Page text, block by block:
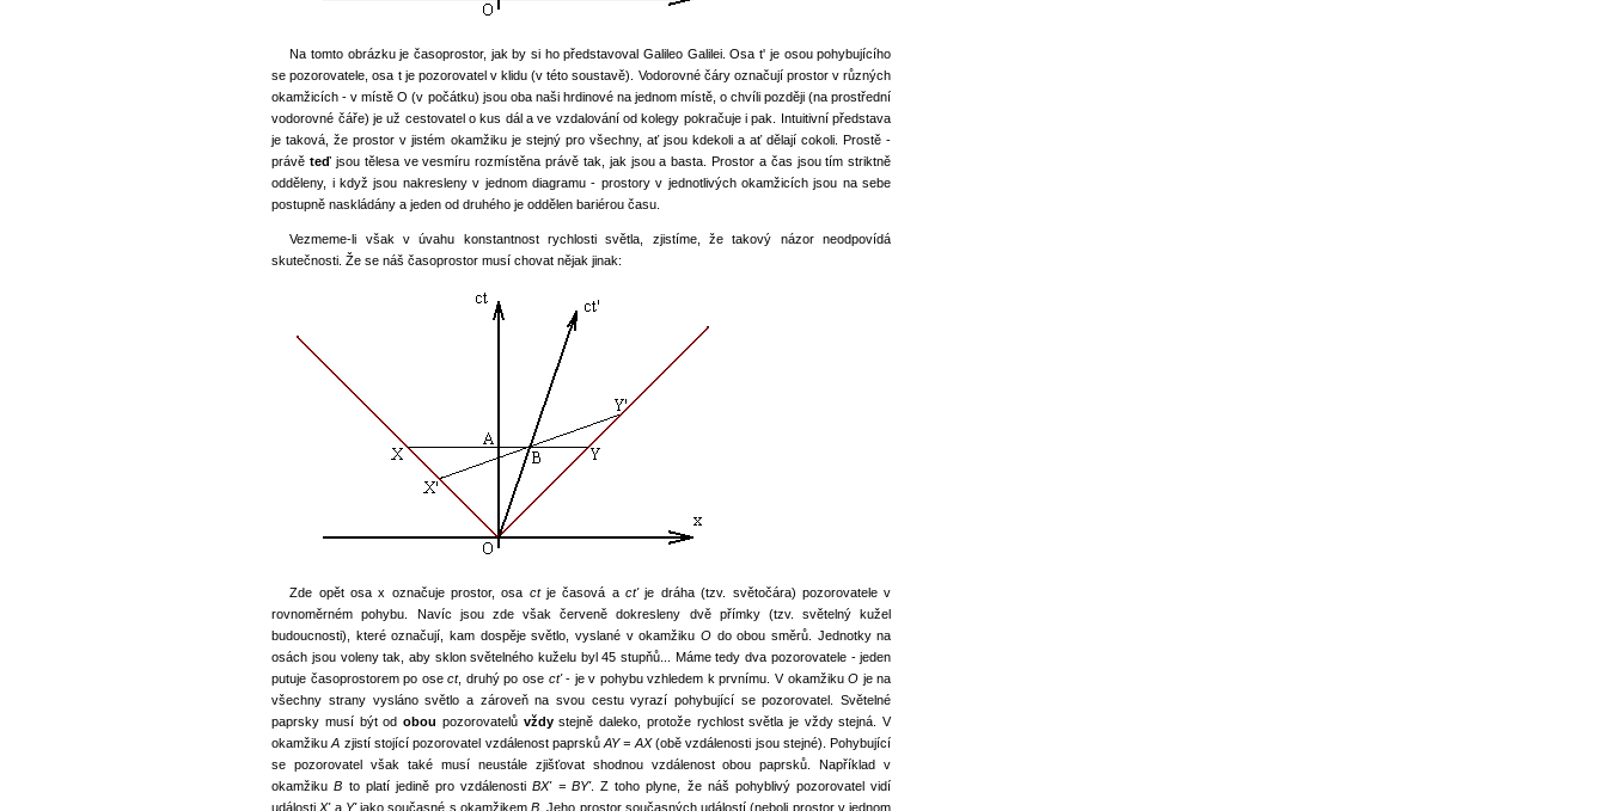
Na tomto obrázku je časoprostor, jak by si ho představoval Galileo Galilei. Osa t' je osou pohybujícího
se pozorovatele, osa t je pozorovatel v klidu (v této soustavě). Vodorovné čáry označují prostor v různých
okamžicích - v místě O (v počátku) jsou oba naši hrdinové na jednom místě, o chvíli později (na prostřední
vodorovné čáře) je už cestovatel o kus dál a ve vzdalování od kolegy pokračuje i pak. Intuitivní představa
je taková, že prostor v jistém okamžiku je stejný pro všechny, ať jsou kdekoli a ať dělají cokoli. Prostě -
právěteď jsou tělesa ve vesmíru rozmístěna právě tak, jak jsou a basta. Prostor a čas jsou tím striktně
odděleny, i když jsou nakresleny v jednom diagramu - prostory v jednotlivých okamžicích jsou na sebe
postupně naskládány a jeden od druhého je oddělen bariérou času.
Vezmeme-li však v úvahu konstantnost rychlosti světla, zjistíme, že takový názor neodpovídá
skutečnosti. Že se náš časoprostor musí chovat nějak jinak:
Zde opět osa x označuje prostor, osa ctje časová act'je dráha (tzv. světočára) pozorovatele v
rovnoměrném pohybu. Navíc jsou zde však červeně dokresleny dvě přímky (tzv. světelný kužel
budoucnosti), které označují, kam dospěje světlo, vyslané v okamžiku Odo obou směrů. Jednotky na
osách jsou voleny tak, aby sklon světelného kuželu byl 45 stupňů... Máme tedy dva pozorovatele - jeden
putuje časoprostorem po osect, druhý po ose ct'- je v pohybu vzhledem k prvnímu. V okamžikuO je na
všechny strany vysláno světlo a zároveň na svou cestu vyrazí pohybující se pozorovatel. Světelné
paprsky musí být odobou pozorovatelů vždystejně daleko, protože rychlost světla je vždy stejná. V
okamžikuA zjistí stojící pozorovatel vzdálenost paprskůAY = AX(obě vzdálenosti jsou stejné). Pohybující
se pozorovatel však také musí neustále zjišťovat shodnou vzdálenost obou paprsků. Například v
okamžikuB to platí jedině pro vzdálenostiBX' = BY'. Z toho plyne, že náš pohyblivý pozorovatel vidí
události X'a Y'jako současné s okamžikemB . Jeho prostor současných událostí (neboli prostor v jednom